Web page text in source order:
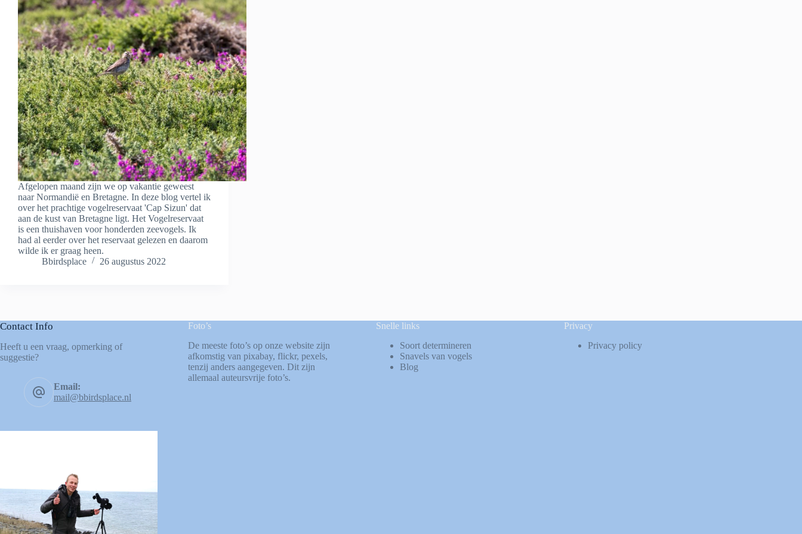
Afgelopen maand zijn we op vakantie geweest
naar Normandië en Bretagne. In deze blog vertel ik
over het prachtige vogelreservaat 'Cap Sizun' dat
aan de kust van Bretagne ligt. Het Vogelreservaat
is een thuishaven voor honderden zeevogels. Ik
had al eerder over het reservaat gelezen en daarom
wilde ik er graag heen.
Bbirdsplace
26 augustus 2022
Contact Info
Heeft u een vraag, opmerking of
suggestie?
Email:
mail@bbirdsplace.nl
Foto’s
De meeste foto’s op onze website zijn
afkomstig van pixabay, flickr, pexels,
tenzij anders aangegeven. Dit zijn
allemaal auteursvrije foto’s.
Snelle links
Soort determineren
Snavels van vogels
Blog
Privacy
Privacy policy